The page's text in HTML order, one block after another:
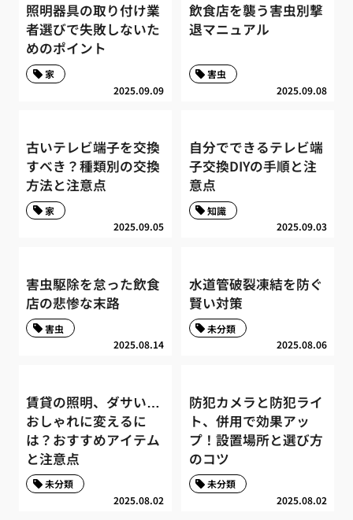
照明器具の取り付け業
者選びで失敗しないた
めのポイント
2025.09.09
家
飲食店を襲う害虫別撃
退マニュアル
2025.09.08
害虫
古いテレビ端子を交換
すべき？種類別の交換
方法と注意点
2025.09.05
家
自分でできるテレビ端
子交換DIYの手順と注
意点
2025.09.03
知識
害虫駆除を怠った飲食
店の悲惨な末路
2025.08.14
害虫
水道管破裂凍結を防ぐ
賢い対策
2025.08.06
未分類
賃貸の照明、ダサい…
おしゃれに変えるに
は？おすすめアイテム
と注意点
2025.08.02
未分類
防犯カメラと防犯ライ
ト、併用で効果アッ
プ！設置場所と選び方
のコツ
2025.08.02
未分類